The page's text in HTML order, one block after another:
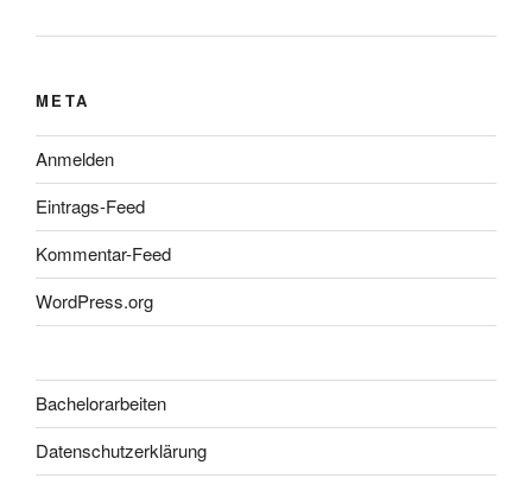
META
Anmelden
Eintrags-Feed
Kommentar-Feed
WordPress.org
Bachelorarbeiten
Datenschutzerklärung